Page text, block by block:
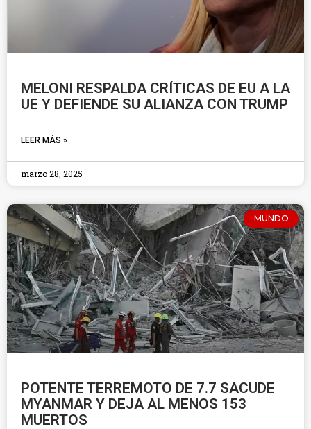
MELONI RESPALDA CRÍTICAS DE EU A LA
UE Y DEFIENDE SU ALIANZA CON TRUMP
LEER MÁS »
marzo 28, 2025
MUNDO
POTENTE TERREMOTO DE 7.7 SACUDE
MYANMAR Y DEJA AL MENOS 153
MUERTOS